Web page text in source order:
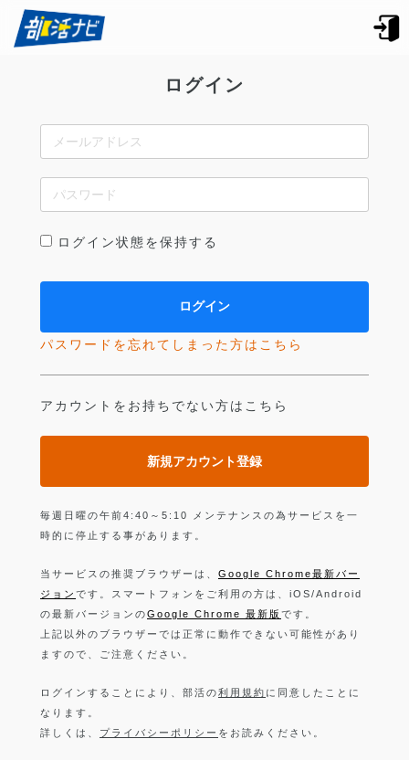
ログイン
ログイン状態を保持する
パスワードを忘れてしまった方はこちら
アカウントをお持ちでない方はこちら
新規アカウント登録
毎週日曜の午前4:40～5:10 メンテナンスの為サービスを一
時的に停止する事があります。
当サービスの推奨ブラウザーは、 Google Chrome最新バー
ジョン です。スマートフォンをご利用の方は、iOS/Android
の最新バージョンのGoogle Chrome 最新版 です。
上記以外のブラウザーでは正常に動作できない可能性があり
ますので、ご注意ください。
ログインすることにより、部活の利用規約 に同意したことに
なります。
詳しくは、 プライバシーポリシー をお読みください。